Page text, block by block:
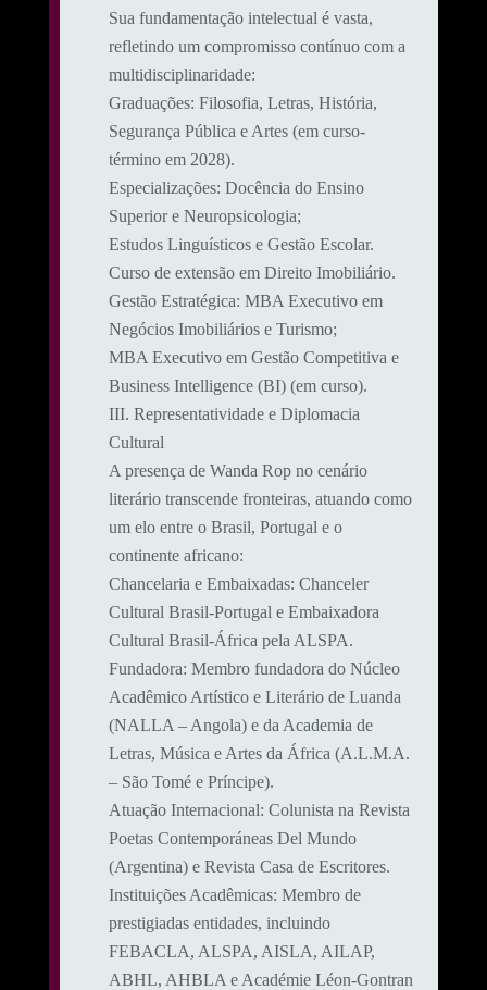
​Sua fundamentação intelectual é vasta,
refletindo um compromisso contínuo com a
multidisciplinaridade:
​Graduações: Filosofia, Letras, História,
Segurança Pública e Artes (em curso-
término em 2028).
​Especializações: Docência do Ensino
Superior e Neuropsicologia;
Estudos Linguísticos e Gestão Escolar.
Curso de extensão em Direito Imobiliário.
​Gestão Estratégica: MBA Executivo em
Negócios Imobiliários e Turismo;
MBA Executivo em Gestão Competitiva e
Business Intelligence (BI) (em curso).
​III. Representatividade e Diplomacia
Cultural
​A presença de Wanda Rop no cenário
literário transcende fronteiras, atuando como
um elo entre o Brasil, Portugal e o
continente africano:
​Chancelaria e Embaixadas: Chanceler
Cultural Brasil-Portugal e Embaixadora
Cultural Brasil-África pela ALSPA.
​Fundadora: Membro fundadora do Núcleo
Acadêmico Artístico e Literário de Luanda
(NALLA – Angola) e da Academia de
Letras, Música e Artes da África (A.L.M.A.
– São Tomé e Príncipe).
​Atuação Internacional: Colunista na Revista
Poetas Contemporáneas Del Mundo
(Argentina) e Revista Casa de Escritores.
​Instituições Acadêmicas: Membro de
prestigiadas entidades, incluindo
FEBACLA, ALSPA, AISLA, AILAP,
ABHL, AHBLA e Académie Léon-Gontran